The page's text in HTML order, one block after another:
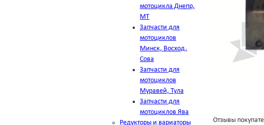
мотоцикла Днепр,
МТ
Запчасти для
мотоциклов
Минск, Восход,
Сова
Запчасти для
мотоциклов
Муравей, Тула
Запчасти для
мотоциклов Ява
Редукторы и вариаторы
Отзывы